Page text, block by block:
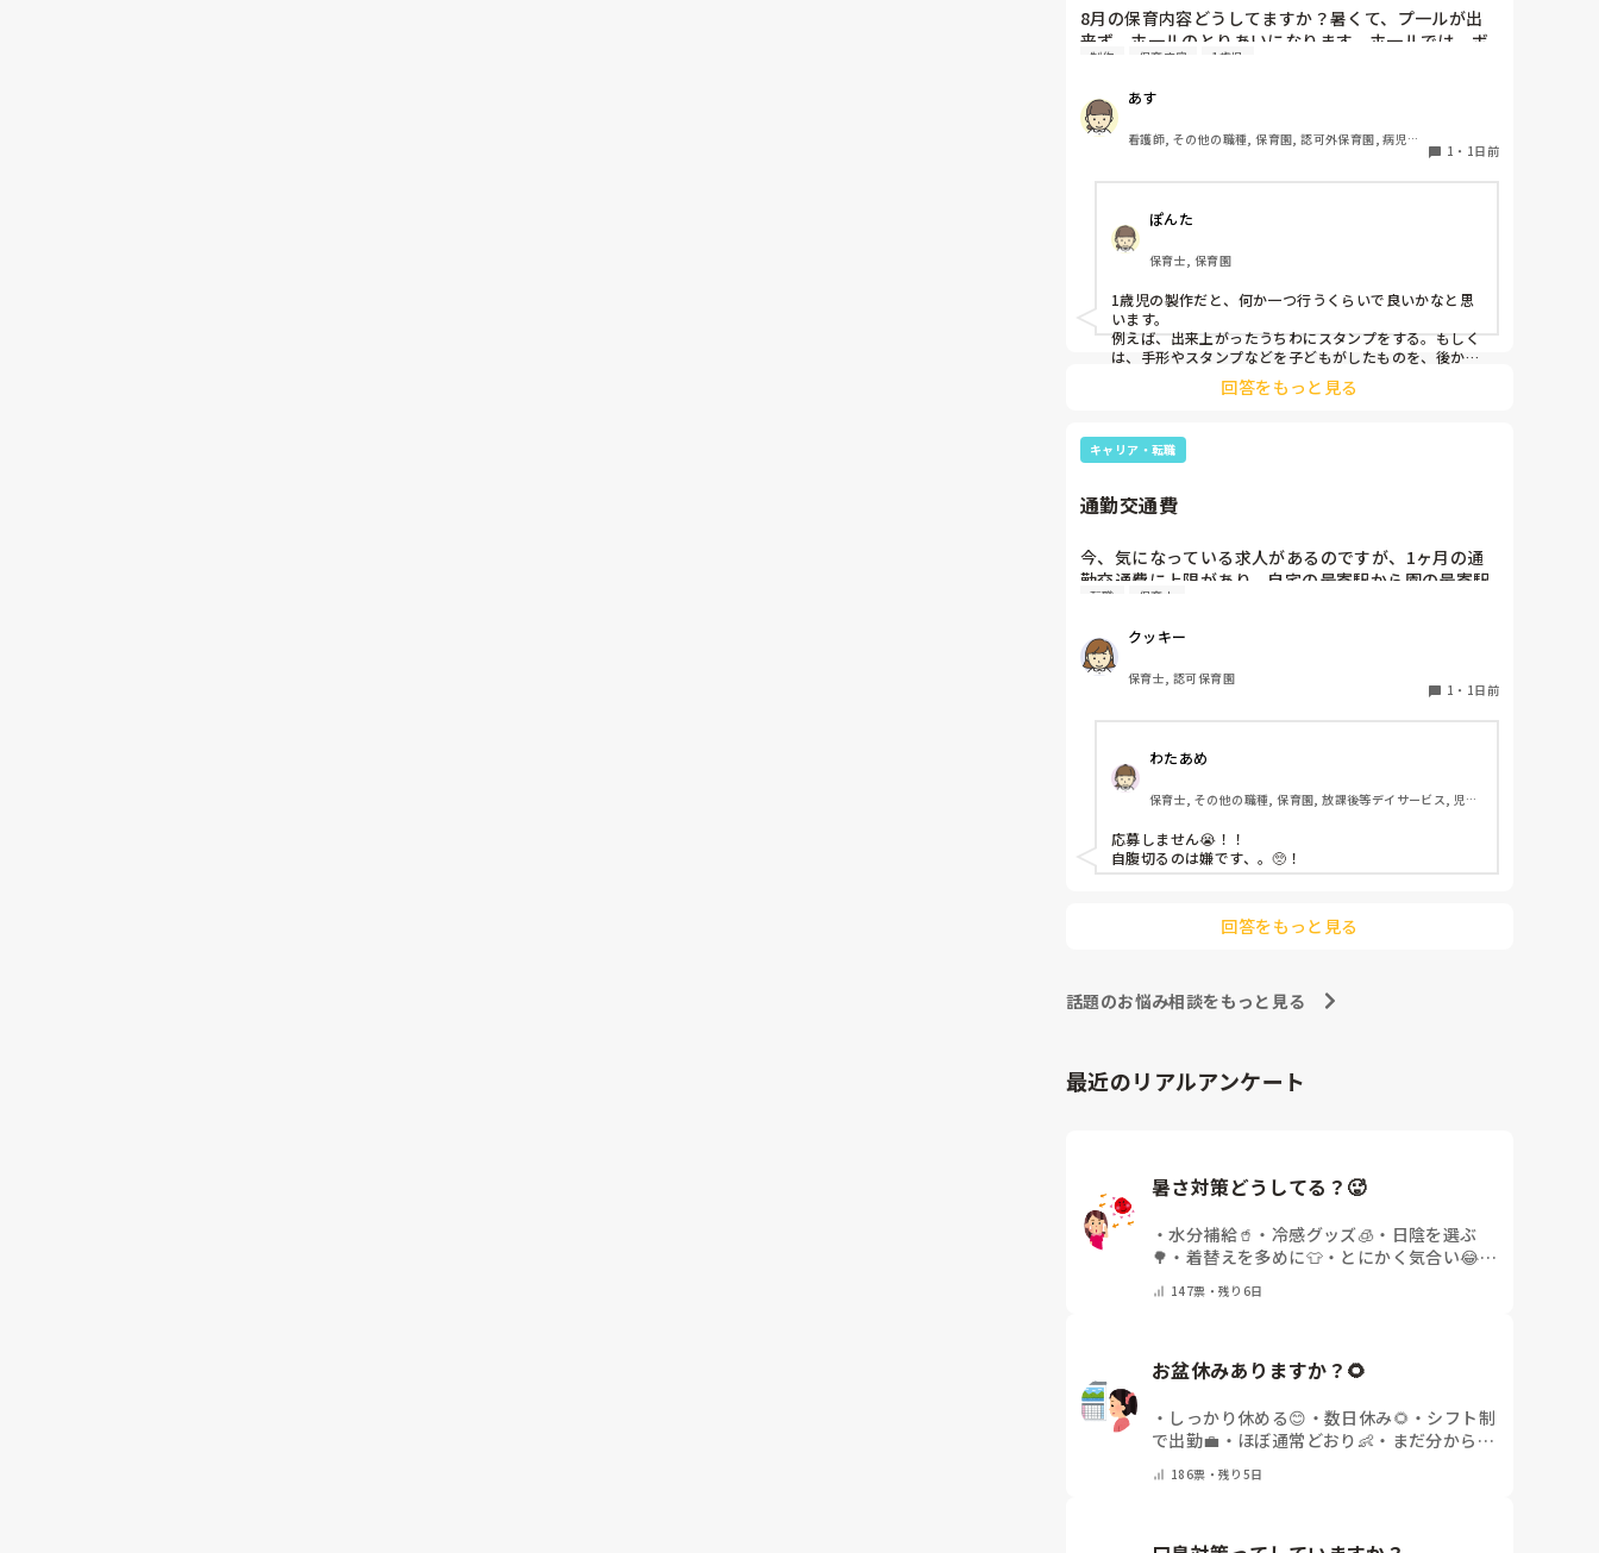
8月の保育内容どうしてますか？暑くて、プ一ルが出
来ず、ホ一ルのとりあいになります。ホ一ルでは、ボ
一ルや平均台、風船で遊んでいます。製作で、うちわ
集中できません。1歳児クラスです、玩具で遊ばせな
がら、何人かずつよんで、やっています。何か、いい
アイデアや、工夫など、何でもいいので、教えて下さ
い。
制作 保育内容 1歳児
あす
看護師, その他の職種, 保育園, 認可外保育園, 病児保
1 ・ 1日前
ぽんた
保育士, 保育園
1歳児の製作だと、何か一つ行うくらいで良いかなと思
います。
例えば、出来上がったうちわにスタンプをする。もしく
は、手形やスタンプなどを子どもがしたものを、後から
うちわの形に切る。1歳児なんて集中できないです。興
味を持って来てくれただけで十分です。
お部屋では、ビニールシートを敷いて、片栗粉粘土、寒
天や春雨遊び、氷遊び、など間食遊びをたくさん行って
ホールに行っているクラスにお邪魔するのも良いかなと
す！
回答をもっと見る
キャリア・転職
通勤交通費
今、気になっている求人があるのですが、1ヶ月の通
勤交通費に上限があり、自宅の最寄駅から園の最寄駅
までの通勤定期代が5,000円ほどオーバーします
私としてはなかなか大きい金額なので、この時点で応
募を迷っているのですが、皆さんならどうしますか？
転職 保育士
クッキー
保育士, 認可保育園
1 ・ 1日前
わたあめ
保育士, その他の職種, 保育園, 放課後等デイサービス, 児童
応募しません😭！！
自腹切るのは嫌です、。🥺！
回答をもっと見る
話題のお悩み相談をもっと見る
最近のリアルアンケート
暑さ対策どうしてる？🥵
・水分補給🥤 ・ 冷感グッズ🧊 ・ 日陰を選ぶ
🌳 ・ 着替えを多めに👕・ とにかく気合い😂・
147票・残り6日
お盆休みありますか？🌻
・ しっかり休める😊 ・ 数日休み🌻 ・ シフト制
で出勤💼 ・ ほぼ通常どおり👶 ・ まだ分からな
186票・残り5日